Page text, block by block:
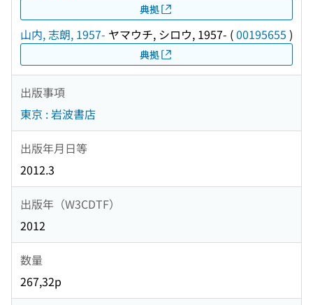
典拠
山内, 志朗, 1957- ヤマウチ, シロウ, 1957- (00195655 )
典拠
出版事項
東京 : 岩波書店
出版年月日等
2012.3
出版年（W3CDTF）
2012
数量
267,32p